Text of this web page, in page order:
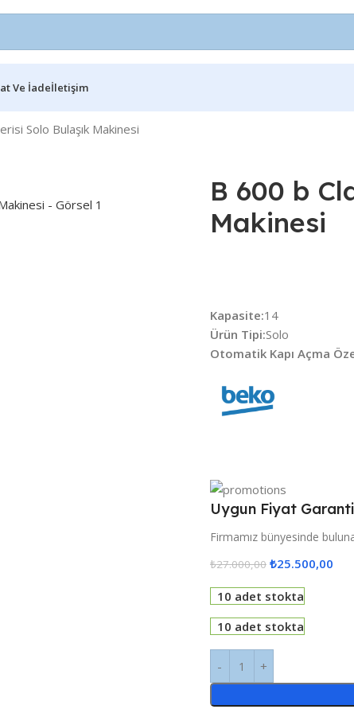
Ve İadeİletişim
Solo Bulaşık Makinesi
B 600 b
Makinesi
Kapasite:14
Ürün Tipi:Solo
Otomatik Kapı Açma
Uygun Fiyat
Firmamız bünyesinde
₺27.000,00 ₺25.500,00
10 adet stokta
10 adet stokta